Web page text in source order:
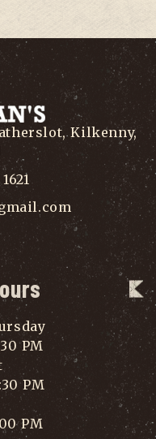
Kilkenny,
PM
PM
PM